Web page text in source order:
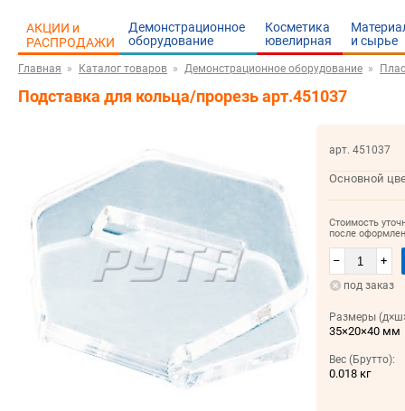
АКЦИИ и
РАСПРОДАЖИ
Демонстрационное
оборудование
Косметика
ювелирная
и cырье
Главная Каталог товаров Демонстрационное оборудование
Подставка для кольца/прорезь арт.451037
арт. 451037
Основной
Стоимость
после
– +
под заказ
Размеры
35×20×40 мм
Вес (Брутто):
0.018 кг